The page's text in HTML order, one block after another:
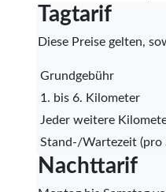
Tagtarif
Diese Preise gelten,
Grundgebühr
1. bis 6. Kilometer
Jeder weitere
Stand-/Wartezeit (pro
Nachttarif